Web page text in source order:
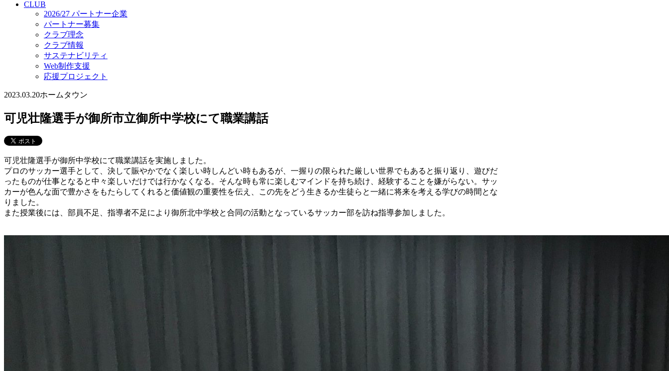
CLUB
2026/27 パートナー企業
パートナー募集
クラブ理念
クラブ情報
サステナビリティ
Web制作支援
応援プロジェクト
2023.03.20ホームタウン
可児壮隆選手が御所市立御所中学校にて職業講話
可児壮隆選手が御所中学校にて職業講話を実施しました。
プロのサッカー選手として、決して賑やかでなく楽しい時しんどい時もあるが、一握りの限られた厳しい世界でもあると振り返り、遊びだ
ったものが仕事となると中々楽しいだけでは行かなくなる。そんな時も常に楽しむマインドを持ち続け、経験することを嫌がらない。サッ
カーが色んな面で豊かさをもたらしてくれると価値観の重要性を伝え、この先をどう生きるか生徒らと一緒に将来を考える学びの時間とな
りました。
また授業後には、部員不足、指導者不足により御所北中学校と合同の活動となっているサッカー部を訪ね指導参加しました。